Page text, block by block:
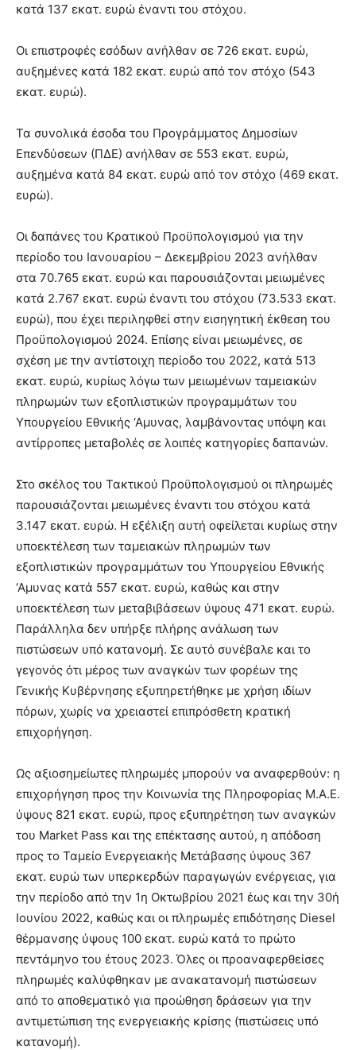
κατά 137 εκατ. ευρώ έναντι του στόχου.
Οι επιστροφές εσόδων ανήλθαν σε 726 εκατ. ευρώ,
αυξημένες κατά 182 εκατ. ευρώ από τον στόχο (543
εκατ. ευρώ).
Τα συνολικά έσοδα του Προγράμματος Δημοσίων
Επενδύσεων (ΠΔΕ) ανήλθαν σε 553 εκατ. ευρώ,
αυξημένα κατά 84 εκατ. ευρώ από τον στόχο (469 εκατ.
ευρώ).
Οι δαπάνες του Κρατικού Προϋπολογισμού για την
περίοδο του Ιανουαρίου – Δεκεμβρίου 2023 ανήλθαν
στα 70.765 εκατ. ευρώ και παρουσιάζονται μειωμένες
κατά 2.767 εκατ. ευρώ έναντι του στόχου (73.533 εκατ.
ευρώ), που έχει περιληφθεί στην εισηγητική έκθεση του
Προϋπολογισμού 2024. Επίσης είναι μειωμένες, σε
σχέση με την αντίστοιχη περίοδο του 2022, κατά 513
εκατ. ευρώ, κυρίως λόγω των μειωμένων ταμειακών
πληρωμών των εξοπλιστικών προγραμμάτων του
Υπουργείου Εθνικής ‘Αμυνας, λαμβάνοντας υπόψη και
αντίρροπες μεταβολές σε λοιπές κατηγορίες δαπανών.
Στο σκέλος του Τακτικού Προϋπολογισμού οι πληρωμές
παρουσιάζονται μειωμένες έναντι του στόχου κατά
3.147 εκατ. ευρώ. Η εξέλιξη αυτή οφείλεται κυρίως στην
υποεκτέλεση των ταμειακών πληρωμών των
εξοπλιστικών προγραμμάτων του Υπουργείου Εθνικής
‘Αμυνας κατά 557 εκατ. ευρώ, καθώς και στην
υποεκτέλεση των μεταβιβάσεων ύψους 471 εκατ. ευρώ.
Παράλληλα δεν υπήρξε πλήρης ανάλωση των
πιστώσεων υπό κατανομή. Σε αυτό συνέβαλε και το
γεγονός ότι μέρος των αναγκών των φορέων της
Γενικής Κυβέρνησης εξυπηρετήθηκε με χρήση ιδίων
πόρων, χωρίς να χρειαστεί επιπρόσθετη κρατική
επιχορήγηση.
Ως αξιοσημείωτες πληρωμές μπορούν να αναφερθούν: η
επιχορήγηση προς την Κοινωνία της Πληροφορίας Μ.Α.Ε.
ύψους 821 εκατ. ευρώ, προς εξυπηρέτηση των αναγκών
του Market Pass και της επέκτασης αυτού, η απόδοση
προς το Ταμείο Ενεργειακής Μετάβασης ύψους 367
εκατ. ευρώ των υπερκερδών παραγωγών ενέργειας, για
την περίοδο από την 1η Οκτωβρίου 2021 έως και την 30ή
Ιουνίου 2022, καθώς και οι πληρωμές επιδότησης Diesel
θέρμανσης ύψους 100 εκατ. ευρώ κατά το πρώτο
πεντάμηνο του έτους 2023. Όλες οι προαναφερθείσες
πληρωμές καλύφθηκαν με ανακατανομή πιστώσεων
από το αποθεματικό για προώθηση δράσεων για την
αντιμετώπιση της ενεργειακής κρίσης (πιστώσεις υπό
κατανομή).